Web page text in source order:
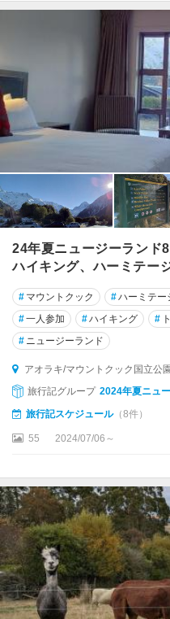
24年夏ニュージーランド
ハイキング、ハーミテー
# マウントクック #ハーミテー
#一人参加 #ハイキング #
# ニュージーランド
アオラキ/マウントクック国立公
旅行記グループ 2024年夏ニュ
旅行記スケジュール（8件）
55 2024/07/06～